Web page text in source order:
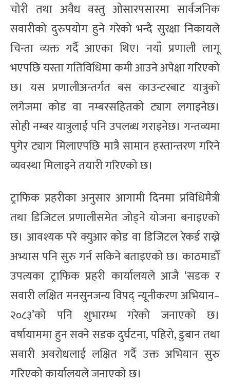
चोरी तथा अवैध वस्तु ओसारपसारमा सार्वजनिक
सवारीको दुरुपयोग हुने गरेको भन्दै सुरक्षा निकायले
चिन्ता व्यक्त गर्दै आएका थिए। नयाँ प्रणाली लागू
भएपछि यस्ता गतिविधिमा कमी आउने अपेक्षा गरिएको
छ। यस प्रणालीअन्तर्गत बस काउन्टरबाट यात्रुको
लगेजमा कोड वा नम्बरसहितको ट्याग लगाइनेछ।
सोही नम्बर यात्रुलाई पनि उपलब्ध गराइनेछ। गन्तव्यमा
पुगेर ट्याग मिलाएपछि मात्रै सामान हस्तान्तरण गरिने
व्यवस्था मिलाइने तयारी गरिएको छ।
ट्राफिक प्रहरीका अनुसार आगामी दिनमा प्रविधिमैत्री
तथा डिजिटल प्रणालीसमेत जोड्ने योजना बनाइएको
छ। आवश्यक परे क्युआर कोड वा डिजिटल रेकर्ड राख्ने
अभ्यास पनि सुरु गर्न सकिने बताइएको छ। काठमाडौँ
उपत्यका ट्राफिक प्रहरी कार्यालयले आजै ‘सडक र
सवारी लक्षित मनसुनजन्य विपद् न्यूनीकरण अभियान–
२०८३’को पनि शुभारम्भ गरेको जनाएको छ।
वर्षायाममा हुन सक्ने सडक दुर्घटना, पहिरो, डुबान तथा
सवारी अवरोधलाई लक्षित गर्दै उक्त अभियान सुरु
गरिएको कार्यालयले जनाएको छ।